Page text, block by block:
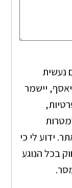
נעשית
יישמר
תיקון 13), ולמטרות
ידוע לי כי
בכל הנוגע